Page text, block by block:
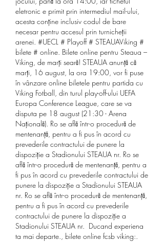
eletronic e primit prin intermediul mail-ului,
acesta conține inclusiv codul de bare
necesar pentru accesul prin turnicheții
arenei. #UECL # Playoff # STEAUAViking #
bilete # online. Bilete online pentru Steaua –
Viking, de marți seară! STEAUA anunță că
marți, 16 august, la ora 19:00, vor fi puse
în vânzare online biletele pentru partida cu
Viking Fotball, din turul play-off-ului UEFA
Europa Conference League, care se va
disputa pe 18 august (21:30 - Arena
Națională). Ro se află într-o procedură de
mentenanță, pentru a fi pus în acord cu
prevederile contractului de punere la
dispoziție a Stadionului STEAUA nr. Ro se
află într-o procedură de mentenanță, pentru a
fi pus în acord cu prevederile contractului de
punere la dispoziție a Stadionului STEAUA
nr. Ro se află într-o procedură de mentenanță,
pentru a fi pus în acord cu prevederile
contractului de punere la dispoziție a
Stadionului STEAUA nr.  Ducand experiena
ta mai departe., bilete online fcsb viking:.